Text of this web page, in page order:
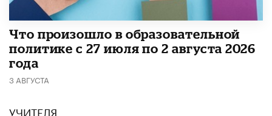
​Что произошло в образовательной
политике с 27 июля по 2 августа 2026
года
3 АВГУСТА
УЧИТЕЛЯ